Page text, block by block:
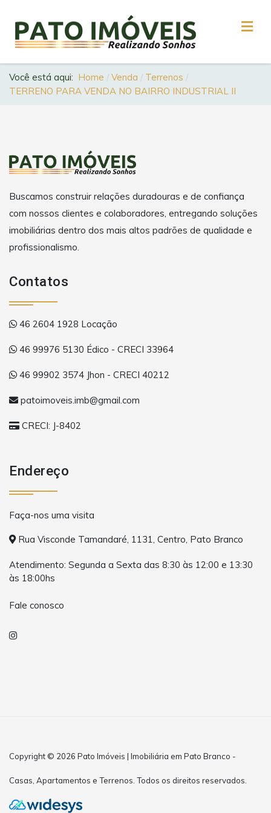
Você está aqui: Home Venda
Terrenos
TERRENO PARA VENDA NO BAIRRO INDUSTRIAL II
Buscamos construir relações duradouras e de confiança
com nossos clientes e colaboradores, entregando soluções
imobiliárias dentro dos mais altos padrões de qualidade e
profissionalismo.
Contatos
46 2604 1928 Locação
46 99976 5130 Édico - CRECI 33964
46 99902 3574 Jhon - CRECI 40212
patoimoveis.imb@gmail.com
CRECI: J-8402
Endereço
Faça-nos uma visita
Rua Visconde Tamandaré, 1131, Centro, Pato Branco
Atendimento: Segunda a Sexta das 8:30 às 12:00 e 13:30
às 18:00hs
Fale conosco
Copyright © 2026 Pato Imóveis | Imobiliária em Pato Branco -
Casas, Apartamentos e Terrenos. Todos os direitos reservados.